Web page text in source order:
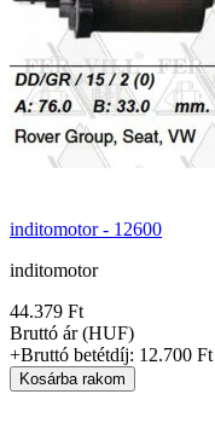
inditomotor - 12600
inditomotor
44.379 Ft
Bruttó ár (HUF)
+Bruttó betétdíj: 12.700 Ft